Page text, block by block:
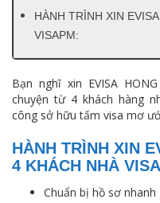
HÀNH TRÌNH XIN
VISAPM:
Bạn nghĩ xin EVISA
chuyện từ 4 khách hàng
công sở hữu tấm visa mơ
HÀNH TRÌNH XIN
4 KHÁCH NHÀ
Chuẩn bị hồ sơ